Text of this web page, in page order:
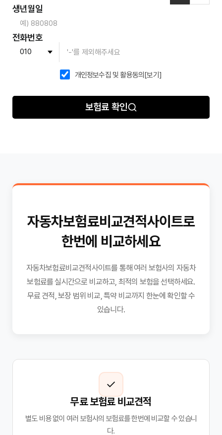
생년월일
전화번호
개인정보수집 및 활용동의 [보기]
보험료 확인
자동차보험료비교견적사이트로
한번에 비교하세요
자동차보험료비교견적사이트를 통해 여러 보험사의 자동차
보험료를 실시간으로 비교하고, 최적의 보험을 선택하세요.
무료 견적, 보장 범위 비교, 특약 비교까지 한눈에 확인할 수
있습니다.
✓
무료 보험료 비교견적
별도 비용 없이 여러 보험사의 보험료를 한번에 비교할 수 있습니
다.